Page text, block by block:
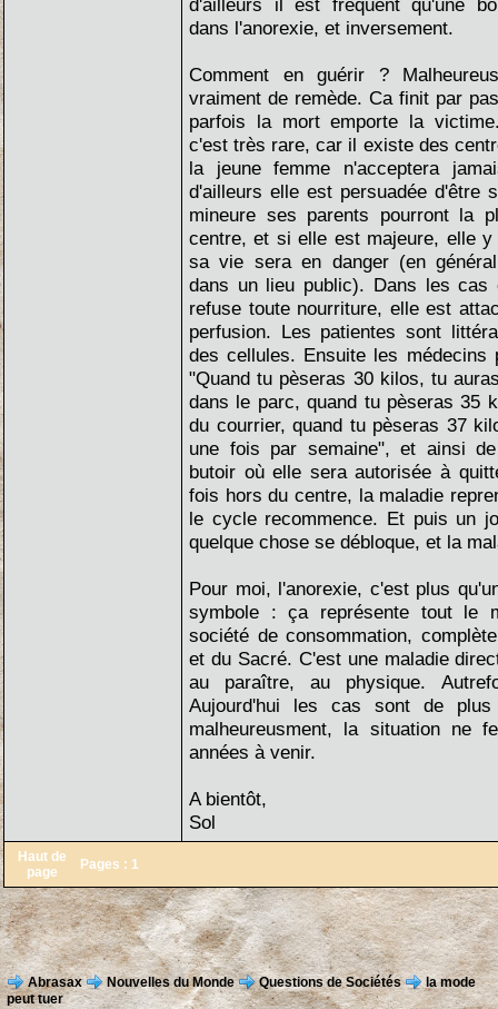
d'ailleurs il est fréquent qu'une
dans l'anorexie, et inversement.
Comment en guérir ?
vraiment de remède. Ca finit par
parfois la mort emporte la
c'est très rare, car il existe des
la jeune femme n'acceptera
d'ailleurs elle est persuadée d'être
mineure ses parents pourront la
centre, et si elle est majeure, elle
sa vie sera en danger (en
dans un lieu public). Dans les cas
refuse toute nourriture, elle est
perfusion. Les patientes sont
des cellules. Ensuite les médecins
"Quand tu pèseras 30 kilos, tu
dans le parc, quand tu pèseras 35
du courrier, quand tu pèseras 37
une fois par semaine", et ainsi
butoir où elle sera autorisée à
fois hors du centre, la maladie
le cycle recommence. Et puis un
quelque chose se débloque, et la
Pour moi, l'anorexie, c'est plus
symbole : ça représente tout le
société de consommation,
et du Sacré. C'est une maladie
au paraître, au physique.
Aujourd'hui les cas sont de
malheureusment, la situation ne
années à venir.
A bientôt,
Sol
Haut de
page
Pages : 1
Abrasax Nouvelles du Monde Questions de Sociétés
la mode
peut tuer